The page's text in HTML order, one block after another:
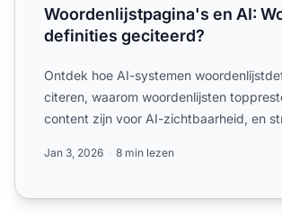
Woordenlijstpagina's en AI:
definities geciteerd?
Ontdek hoe AI-systemen
citeren, waarom woordenlijsten
content zijn voor AI-zichtbaarheid, en
Jan 3, 2026 8 min lezen